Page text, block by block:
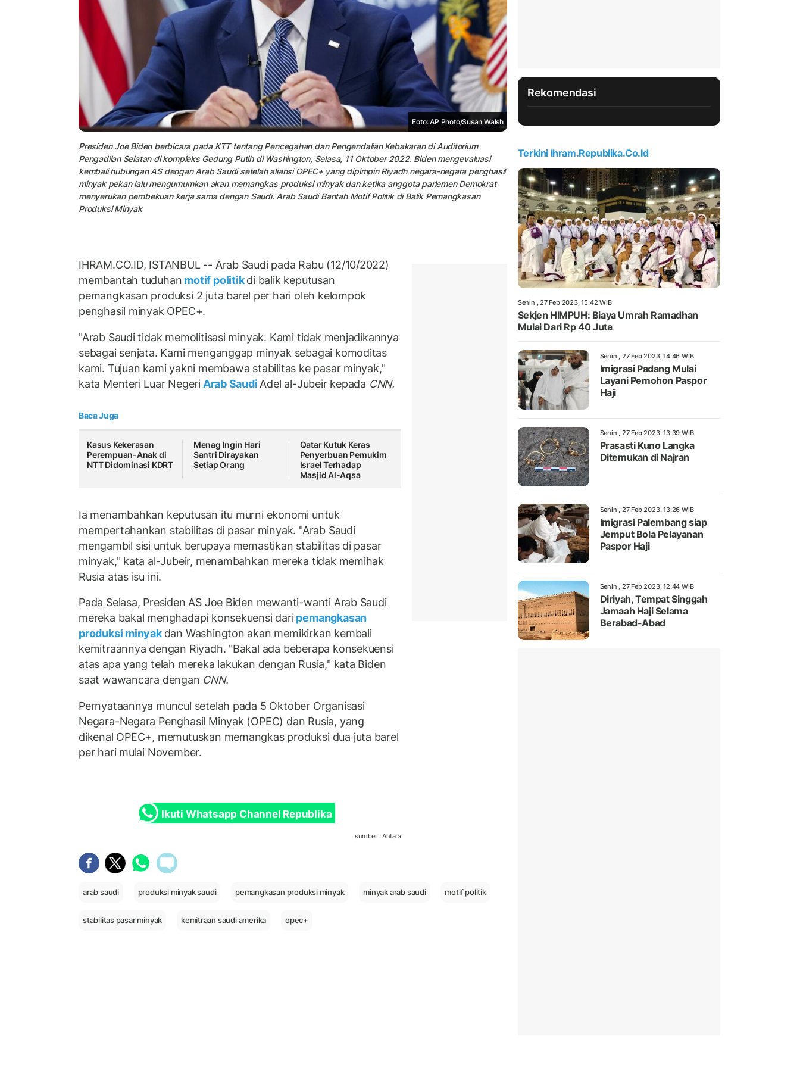
Foto: AP Photo/Susan Walsh
Presiden Joe Biden berbicara pada KTT tentang Pencegahan dan Pengendalian Kebakaran di Auditorium
Pengadilan Selatan di kompleks Gedung Putih di Washington, Selasa, 11 Oktober 2022. Biden mengevaluasi
kembali hubungan AS dengan Arab Saudi setelah aliansi OPEC+ yang dipimpin Riyadh negara-negara penghasil
minyak pekan lalu mengumumkan akan memangkas produksi minyak dan ketika anggota parlemen Demokrat
menyerukan pembekuan kerja sama dengan Saudi. Arab Saudi Bantah Motif Politik di Balik Pemangkasan
Produksi Minyak
IHRAM.CO.ID, ISTANBUL -- Arab Saudi pada Rabu (12/10/2022)
membantah tuduhan motif politikdi balik keputusan
pemangkasan produksi 2 juta barel per hari oleh kelompok
penghasil minyak OPEC+.
"Arab Saudi tidak memolitisasi minyak. Kami tidak menjadikannya
sebagai senjata. Kami menganggap minyak sebagai komoditas
kami. Tujuan kami yakni membawa stabilitas ke pasar minyak,"
kata Menteri Luar NegeriArab Saudi Adel al-Jubeir kepada CNN.
Baca Juga
Kasus Kekerasan
Perempuan-Anak di
NTT Didominasi KDRT
Menag Ingin Hari
Santri Dirayakan
Setiap Orang
Qatar Kutuk Keras
Penyerbuan Pemukim
Israel Terhadap
Masjid Al-Aqsa
Ia menambahkan keputusan itu murni ekonomi untuk
mempertahankan stabilitas di pasar minyak. "Arab Saudi
mengambil sisi untuk berupaya memastikan stabilitas di pasar
minyak," kata al-Jubeir, menambahkan mereka tidak memihak
Rusia atas isu ini.
Pada Selasa, Presiden AS Joe Biden mewanti-wanti Arab Saudi
mereka bakal menghadapi konsekuensi daripemangkasan
produksi minyakdan Washington akan memikirkan kembali
kemitraannya dengan Riyadh. "Bakal ada beberapa konsekuensi
atas apa yang telah mereka lakukan dengan Rusia," kata Biden
saat wawancara dengan CNN.
Pernyataannya muncul setelah pada 5 Oktober Organisasi
Negara-Negara Penghasil Minyak (OPEC) dan Rusia, yang
dikenal OPEC+, memutuskan memangkas produksi dua juta barel
per hari mulai November.
Ikuti Whatsapp Channel Republika
sumber : Antara
arab saudi produksi minyak saudi pemangkasan produksi minyak minyak arab saudi motif politik
stabilitas pasar minyak kemitraan saudi amerika opec+
Rekomendasi
Terkini Ihram.republika.co.id
Senin , 27 Feb 2023, 15:42 WIB
Sekjen HIMPUH: Biaya Umrah Ramadhan
Mulai Dari Rp 40 Juta
Senin , 27 Feb 2023, 14:46 WIB
Imigrasi Padang Mulai
Layani Pemohon Paspor
Haji
Senin , 27 Feb 2023, 13:39 WIB
Prasasti Kuno Langka
Ditemukan di Najran
Senin , 27 Feb 2023, 13:26 WIB
Imigrasi Palembang siap
Jemput Bola Pelayanan
Paspor Haji
Senin , 27 Feb 2023, 12:44 WIB
Diriyah, Tempat Singgah
Jamaah Haji Selama
Berabad-Abad